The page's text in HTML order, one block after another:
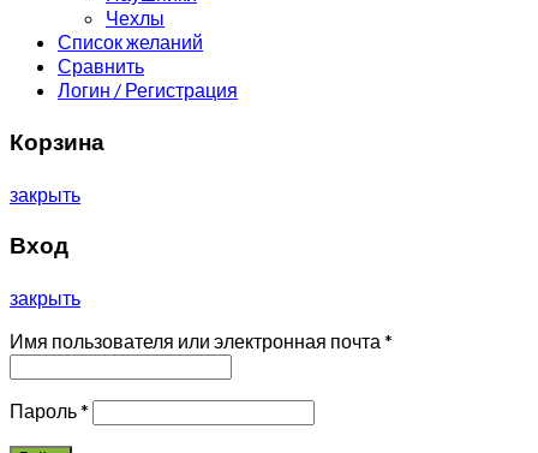
Чехлы
Список желаний
Сравнить
Логин / Регистрация
Корзина
закрыть
Вход
закрыть
Имя пользователя или электронная почта *
Пароль*